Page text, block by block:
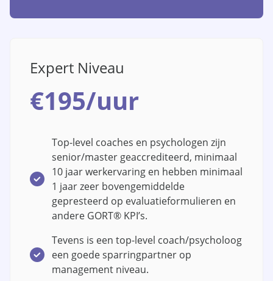
Expert Niveau
€195/uur
Top-level coaches en psychologen zijn
senior/master geaccrediteerd, minimaal
10 jaar werkervaring en hebben minimaal
1 jaar zeer bovengemiddelde
gepresteerd op evaluatieformulieren en
andere GORT® KPI’s.
Tevens is een top-level coach/psycholoog
een goede sparringpartner op
management niveau.